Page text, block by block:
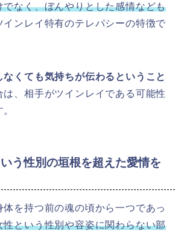
でなく、ぼんやりとした感情なども
インレイ特有のテレパシーの特徴で
くても気持ちが伝わるということ
は、相手がツインレイである可能性
う性別の垣根を超えた愛情を
体を持つ前の魂の頃から一つであっ
性という性別や容姿に関わらない部